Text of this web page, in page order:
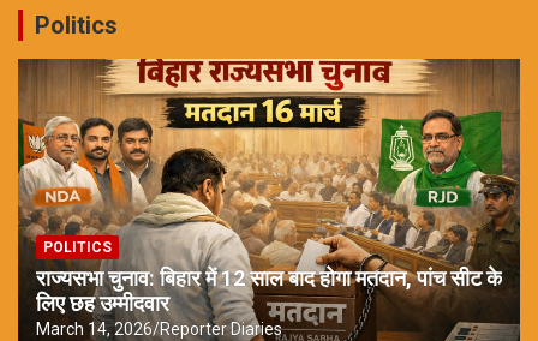
Politics
POLITICS
राज्यसभा चुनाव: बिहार में 12 साल बाद होगा मतदान, पांच सीट के
लिए छह उम्मीदवार
March 14, 2026 Reporter Diaries